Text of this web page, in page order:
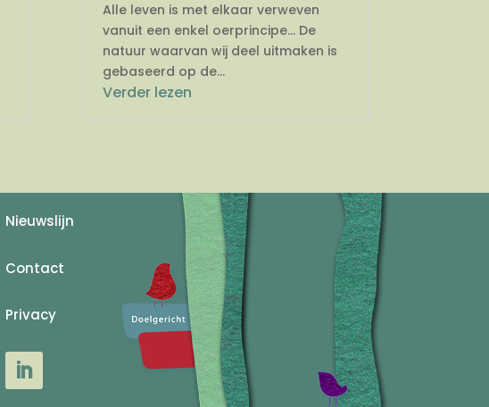
Alle leven is met elkaar verweven
vanuit een enkel oerprincipe… De
natuur waarvan wij deel uitmaken is
gebaseerd op de...
Verder lezen
Nieuwslijn
Contact
Privacy